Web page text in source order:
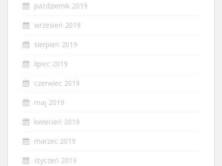
październik 2019
wrzesień 2019
sierpień 2019
lipiec 2019
czerwiec 2019
maj 2019
kwiecień 2019
marzec 2019
styczeń 2019